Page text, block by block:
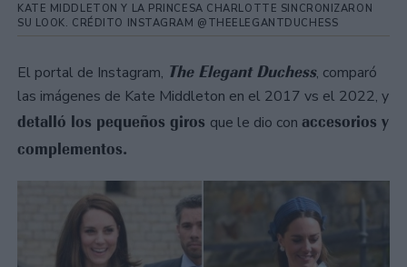
KATE MIDDLETON Y LA PRINCESA CHARLOTTE SINCRONIZARON
SU LOOK. CRÉDITO INSTAGRAM @THEELEGANTDUCHESS
El portal de Instagram, The Elegant Duchess, comparó
las imágenes de Kate Middleton en el 2017 vs el 2022, y
detalló los pequeños giros que le dio con accesorios y
complementos.